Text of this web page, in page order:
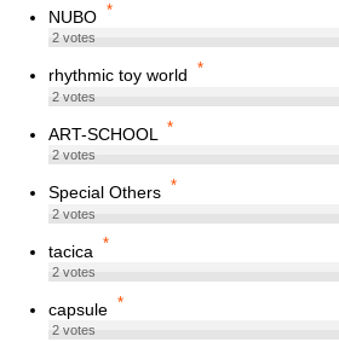
NUBO *
2votes
rhythmic toy world *
2votes
ART-SCHOOL *
2votes
Special Others *
2votes
tacica *
2votes
capsule *
2votes